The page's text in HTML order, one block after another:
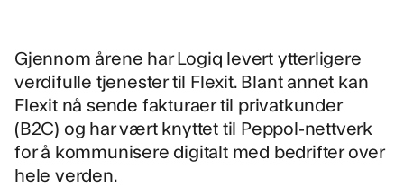
Gjennom årene har Logiq levert ytterligere
verdifulle tjenester til Flexit. Blant annet kan
Flexit nå sende fakturaer til privatkunder
(B2C) og har vært knyttet til Peppol-nettverk
for å kommunisere digitalt med bedrifter over
hele verden.